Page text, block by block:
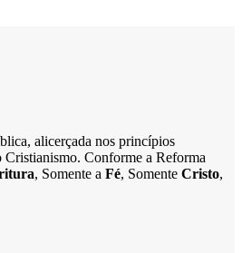
alicerçada nos princípios
Cristianismo. Conforme a Reforma
, Somente a Fé, Somente Cristo,